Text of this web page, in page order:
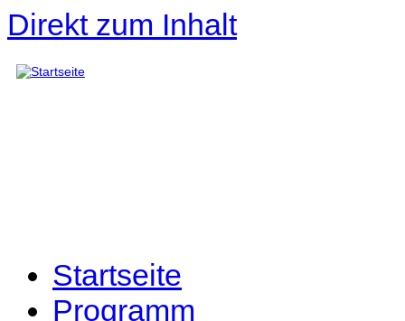
Direkt zum Inhalt
Startseite
Programm